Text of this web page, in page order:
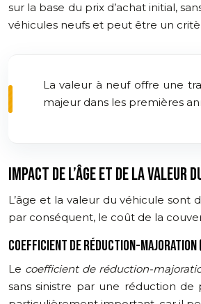
sur la base du prix d’achat initial,
véhicules neufs et peut être un
La valeur à neuf offre une
majeur dans les premières
IMPACT DE L’ÂGE ET DE LA VALEUR
L’âge et la valeur du véhicule sont
par conséquent, le coût de la
COEFFICIENT DE RÉDUCTION-
Le coefficient de réduction-
sans sinistre par une réduction